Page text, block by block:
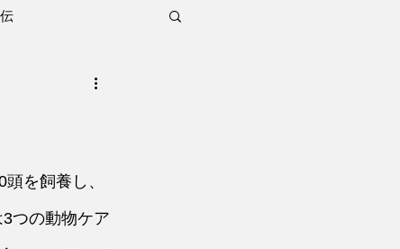
を飼養し、
つの動物ケア